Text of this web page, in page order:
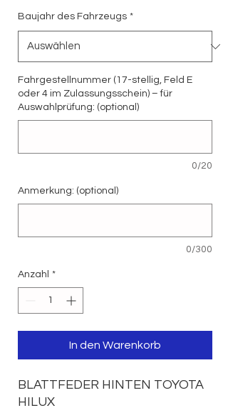
Baujahr des Fahrzeugs *
Fahrgestellnummer (17-stellig, Feld E
oder 4 im Zulassungsschein) – für
Auswahlprüfung: (optional)
0/20
Anmerkung: (optional)
0/300
Anzahl *
In den Warenkorb
BLATTFEDER HINTEN TOYOTA
HILUX